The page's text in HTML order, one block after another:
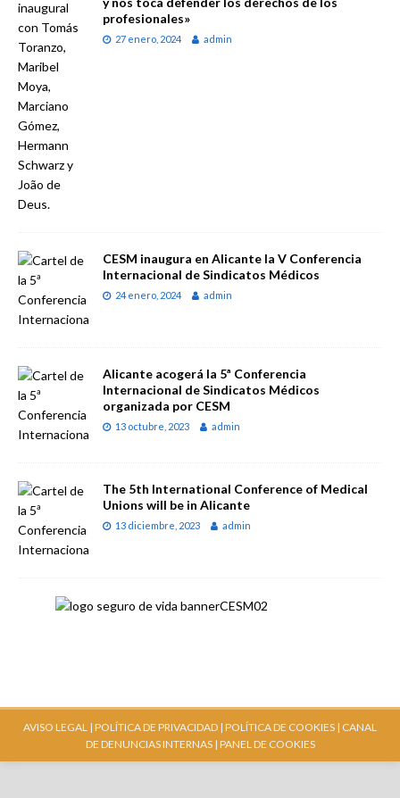
profesionales»
27 enero, 2024 admin
CESM inaugura en Alicante la V Conferencia
Internacional de Sindicatos Médicos
24 enero, 2024 admin
Alicante acogerá la 5ª Conferencia
Internacional de Sindicatos Médicos
organizada por CESM
13 octubre, 2023 admin
The 5th International Conference of Medical
Unions will be in Alicante
13 diciembre, 2023 admin
AVISO LEGAL | POLÍTICA DE PRIVACIDAD | POLÍTICA DE COOKIES | CANAL
DE DENUNCIAS INTERNAS| PANEL DE COOKIES